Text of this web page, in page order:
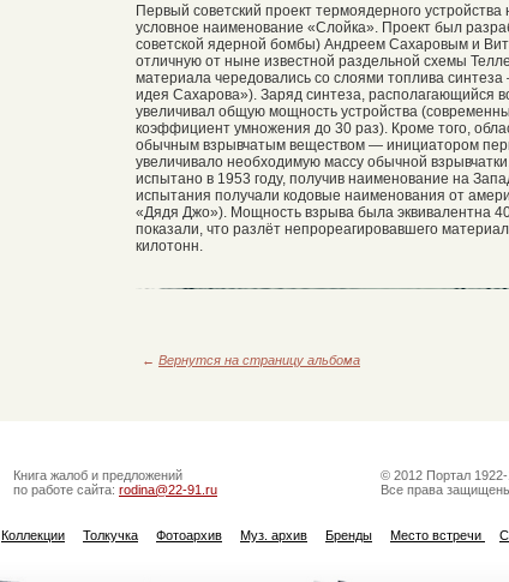
Первый советский проект термоядерного
условное наименование «Слойка». Проект был
советской ядерной бомбы) Андреем Сахаровым и
отличную от ныне известной раздельной схемы
материала чередовались со слоями топлива
идея Сахарова»). Заряд синтеза, располагающийся
увеличивал общую мощность устройства
коэффициент умножения до 30 раз). Кроме того,
обычным взрывчатым веществом — инициатором
увеличивало необходимую массу обычной
испытано в 1953 году, получив наименование на
испытания получали кодовые наименования от
«Дядя Джо»). Мощность взрыва была эквивалентна
показали, что разлёт непрореагировавшего
килотонн.
← Вернутся на страницу альбома
Книга жалоб и предложений
по работе сайта: rodina@22-91.ru
© 2012 Портал 1922-
Все права
Коллекции Толкучка Фотоархив Муз. архив Бренды Место встречи